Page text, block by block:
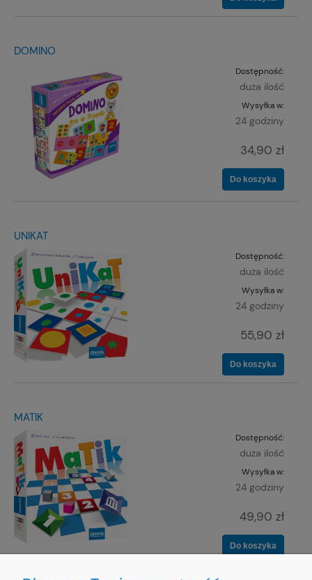
DOMINO
Dostępność:
duża ilość
Wysyłka w:
24 godziny
34,90 zł
Do koszyka
UNIKAT
Dostępność:
duża ilość
Wysyłka w:
24 godziny
55,90 zł
Do koszyka
MATIK
Dostępność:
duża ilość
Wysyłka w:
24 godziny
49,90 zł
Do koszyka